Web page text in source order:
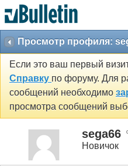
Просмотр профиля:
Если это ваш первый
Справку по форуму. Для
сообщений необходимо
просмотра сообщений
sega66
Новичок